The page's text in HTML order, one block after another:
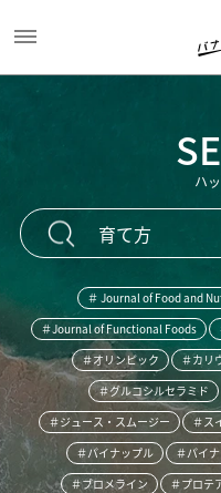
ハ
＃ Journal of Food and
＃Journal of Functional Foods
＃オリンピック
＃カリ
＃グルコシルセラミド
＃ジュース・スムージー
＃ス
＃パイナップル
＃パイ
＃ブロメライン
＃プロテ